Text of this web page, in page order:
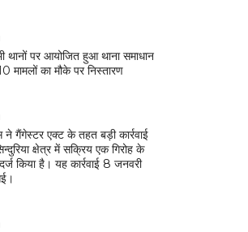
थानों पर आयोजित हुआ थाना समाधान
मामलों का मौके पर निस्तारण
गैंगेस्टर एक्ट के तहत बड़ी कार्रवाई
क्षेत्र में सक्रिय एक गिरोह के
किया है। यह कार्रवाई 8 जनवरी